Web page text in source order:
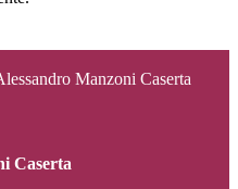
Manzoni Caserta
Caserta